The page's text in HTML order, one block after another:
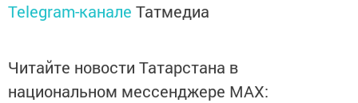
Telegram-канале Татмедиа
Читайте новости Татарстана в
национальном мессенджере MАХ: